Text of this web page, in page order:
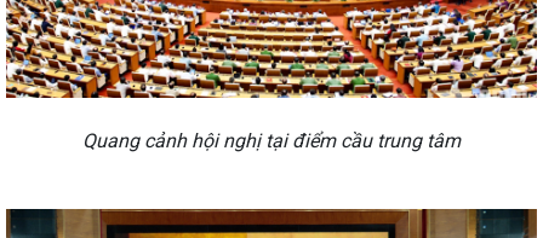
Quang cảnh hội nghị tại điểm cầu trung tâm